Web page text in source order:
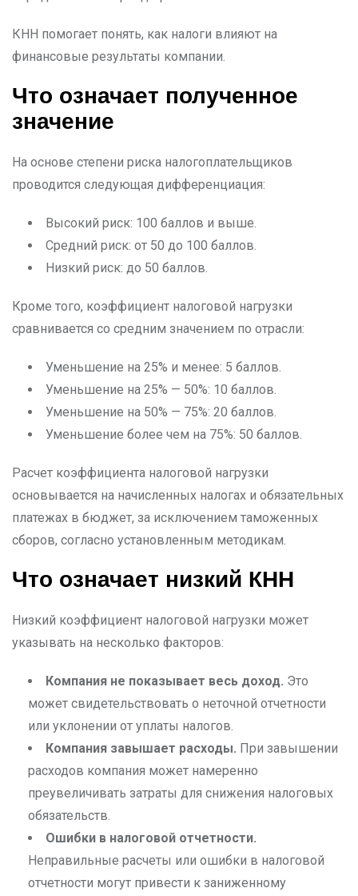
КНН помогает понять, как налоги влияют на
финансовые результаты компании.
Что означает полученное
значение
На основе степени риска налогоплательщиков
проводится следующая дифференциация:
Высокий риск: 100 баллов и выше.
Средний риск: от 50 до 100 баллов.
Низкий риск: до 50 баллов.
Кроме того, коэффициент налоговой нагрузки
сравнивается со средним значением по отрасли:
Уменьшение на 25% и менее: 5 баллов.
Уменьшение на 25% — 50%: 10 баллов.
Уменьшение на 50% — 75%: 20 баллов.
Уменьшение более чем на 75%: 50 баллов.
Расчет коэффициента налоговой нагрузки
основывается на начисленных налогах и обязательных
платежах в бюджет, за исключением таможенных
сборов, согласно установленным методикам.
Что означает низкий КНН
Низкий коэффициент налоговой нагрузки может
указывать на несколько факторов:
Компания не показывает весь доход. Это
может свидетельствовать о неточной отчетности
или уклонении от уплаты налогов.
Компания завышает расходы. При завышении
расходов компания может намеренно
преувеличивать затраты для снижения налоговых
обязательств.
Ошибки в налоговой отчетности.
Неправильные расчеты или ошибки в налоговой
отчетности могут привести к заниженному